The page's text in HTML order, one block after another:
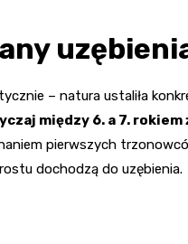
– natura ustaliła
między 6. a 7. rokiem
pierwszych
dochodzą do uzębienia.